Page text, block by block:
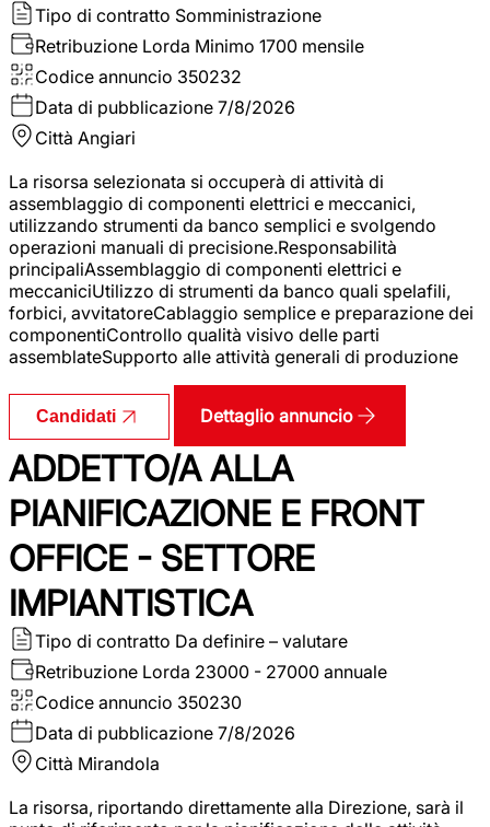
Tipo di contratto Somministrazione
Retribuzione Lorda Minimo 1700 mensile
Codice annuncio 350232
Data di pubblicazione 7/8/2026
Città Angiari
La risorsa selezionata si occuperà di attività di
assemblaggio di componenti elettrici e meccanici,
utilizzando strumenti da banco semplici e svolgendo
operazioni manuali di precisione.Responsabilità
principaliAssemblaggio di componenti elettrici e
meccaniciUtilizzo di strumenti da banco quali spelafili,
forbici, avvitatoreCablaggio semplice e preparazione dei
componentiControllo qualità visivo delle parti
assemblateSupporto alle attività generali di produzione
Candidati Dettaglio annuncio
ADDETTO/A ALLA
PIANIFICAZIONE E FRONT
OFFICE - SETTORE
IMPIANTISTICA
Tipo di contratto Da definire – valutare
Retribuzione Lorda 23000 - 27000 annuale
Codice annuncio 350230
Data di pubblicazione 7/8/2026
Città Mirandola
La risorsa, riportando direttamente alla Direzione, sarà il